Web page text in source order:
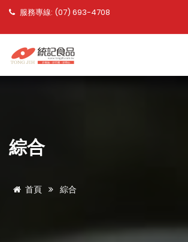
服務專線: (07) 693-4708
綜合
首頁 綜合